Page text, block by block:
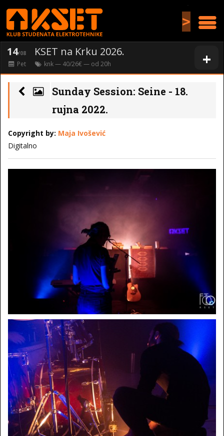
>
+
14/08 KSET na Krku 2026.
Pet knk— 40/26€ — od 20h
Sunday Session: Seine - 18.
rujna 2022.
Copyright by: Maja Ivošević
Digitalno